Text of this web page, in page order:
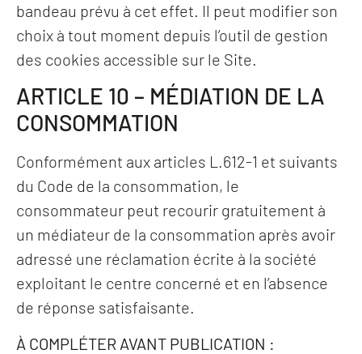
bandeau prévu à cet effet. Il peut modifier son
choix à tout moment depuis l’outil de gestion
des cookies accessible sur le Site.
ARTICLE 10 – MÉDIATION DE LA
CONSOMMATION
Conformément aux articles L.612-1 et suivants
du Code de la consommation, le
consommateur peut recourir gratuitement à
un médiateur de la consommation après avoir
adressé une réclamation écrite à la société
exploitant le centre concerné et en l’absence
de réponse satisfaisante.
À COMPLÉTER AVANT PUBLICATION :